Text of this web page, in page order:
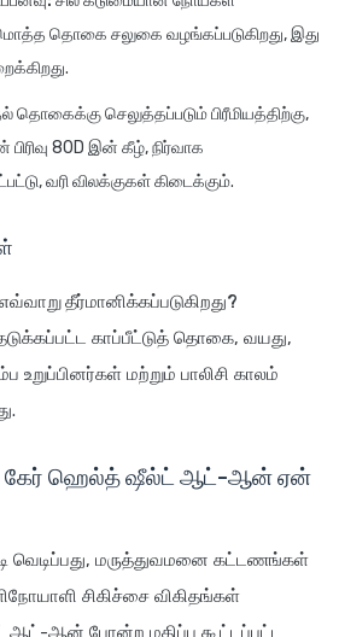
தொகை சலுகை வழங்கப்படுகிறது, இது
தொகைக்கு செலுத்தப்படும் பிரீமியத்திற்கு,
80D இன் கீழ், நிர்வாக
வரி விலக்குகள் கிடைக்கும்.
தீர்மானிக்கப்படுகிறது?
காப்பீட்டுத் தொகை, வயது,
உறுப்பினர்கள் மற்றும் பாலிசி காலம்
கேர் ஹெல்த் ஷீல்ட் ஆட்-ஆன் ஏன்
வெடிப்பது, மருத்துவமனை கட்டணங்கள்
சிகிச்சை விகிதங்கள்
ஆட்-ஆன் போன்ற மதிப்பு கூட்டப்பட்ட